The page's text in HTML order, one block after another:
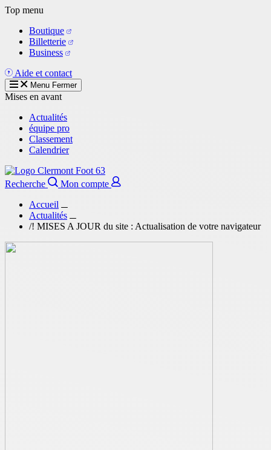
Aller
contenu
principal
Top menu
Boutique
Billetterie
Business
Aide et contact
Menu Fermer
Mises en avant
Actualités
équipe pro
Classement
Calendrier
Recherche
Mon compte
Accueil
Actualités
/! MISES A JOUR du site : Actualisation de votre navigateur